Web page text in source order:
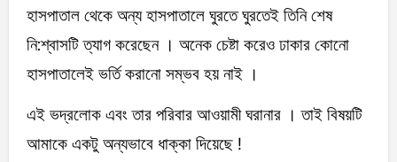
হাসপাতাল থেকে অন্য হাসপাতালে ঘুরতে ঘুরতেই তিনি শেষ
নি:শ্বাসটি ত্যাগ করেছেন । অনেক চেষ্টা করেও ঢাকার কোনো
হাসপাতালেই ভর্তি করানো সম্ভব হয় নাই ।
এই ভদ্রলোক এবং তার পরিবার আওয়ামী ঘরানার । তাই বিষয়টি
আমাকে একটু অন্যভাবে ধাক্কা দিয়েছে !